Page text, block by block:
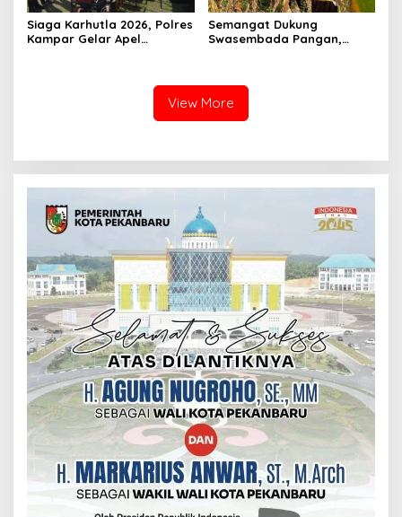
Siaga Karhutla 2026, Polres
Kampar Gelar Apel
Semangat Dukung
Swasembada Pangan,
View More